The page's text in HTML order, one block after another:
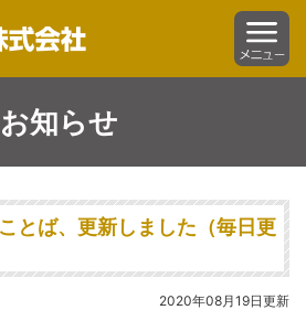
社 menu
お知らせ
とば、更新しました（毎日更
2020年08月19日更新